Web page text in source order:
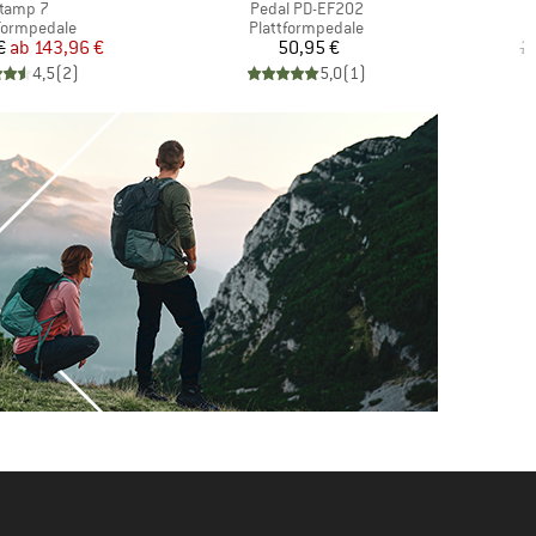
7
Preis
reduzierter Preis
ab 143,96 €
4,5(2)
Artikel
Pedal PD-EF202
Produktgruppe
Plattformpedale
Preis
50,95 €
5,0(1)